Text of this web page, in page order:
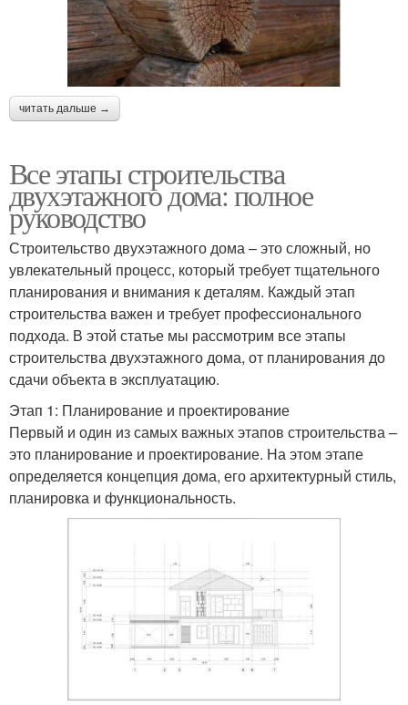
читать дальше →
Все этапы строительства
двухэтажного дома: полное
руководство
Строительство двухэтажного дома – это сложный, но
увлекательный процесс, который требует тщательного
планирования и внимания к деталям. Каждый этап
строительства важен и требует профессионального
подхода. В этой статье мы рассмотрим все этапы
строительства двухэтажного дома, от планирования до
сдачи объекта в эксплуатацию.
Этап 1: Планирование и проектирование
Первый и один из самых важных этапов строительства –
это планирование и проектирование. На этом этапе
определяется концепция дома, его архитектурный стиль,
планировка и функциональность.